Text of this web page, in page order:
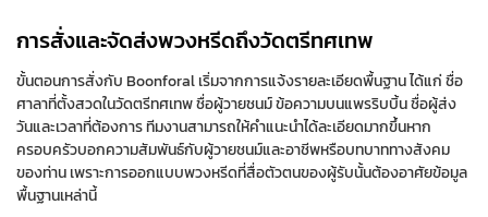
การสั่งและจัดส่งพวงหรีดถึงวัดตรีทศเทพ
ขั้นตอนการสั่งกับ Boonforal เริ่มจากการแจ้งรายละเอียดพื้นฐาน ได้แก่ ชื่อ
ศาลาที่ตั้งสวดในวัดตรีทศเทพ ชื่อผู้วายชนม์ ข้อความบนแพรริบบิ้น ชื่อผู้ส่ง
วันและเวลาที่ต้องการ ทีมงานสามารถให้คำแนะนำได้ละเอียดมากขึ้นหาก
ครอบครัวบอกความสัมพันธ์กับผู้วายชนม์และอาชีพหรือบทบาททางสังคม
ของท่าน เพราะการออกแบบพวงหรีดที่สื่อตัวตนของผู้รับนั้นต้องอาศัยข้อมูล
พื้นฐานเหล่านี้